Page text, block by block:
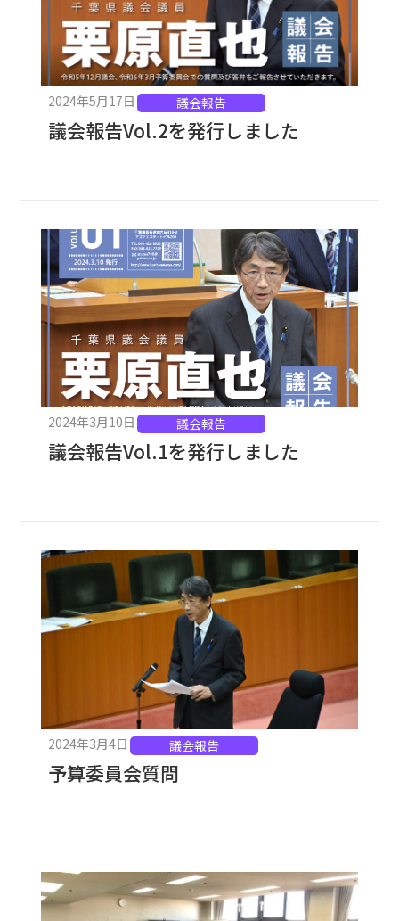
2024年5月17日 議会報告
議会報告Vol.2を発行しました
2024年3月10日 議会報告
議会報告Vol.1を発行しました
2024年3月4日 議会報告
予算委員会質問